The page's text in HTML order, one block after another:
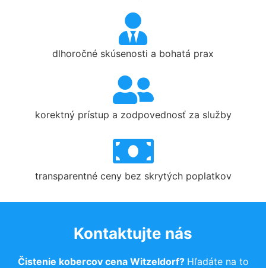
dlhoročné skúsenosti a bohatá prax
korektný prístup a zodpovednosť za služby
transparentné ceny bez skrytých poplatkov
Kontaktujte nás
Čistenie kobercov cena Witzeldorf? Hľadáte na to